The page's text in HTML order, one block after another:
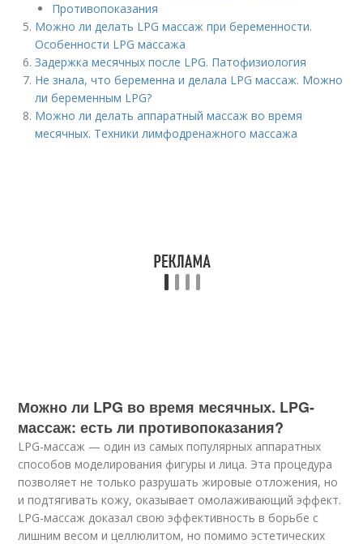
Противопоказания
Можно ли делать LPG массаж при беременности.
Особенности LPG массажа
Задержка месячных после LPG. Патофизиология
Не знала, что беременна и делала LPG массаж. Можно
ли беременным LPG?
Можно ли делать аппаратный массаж во время
месячных. Техники лимфодренажного массажа
Можно ли LPG во время месячных. LPG-
массаж: есть ли противопоказания?
LPG-массаж — один из самых популярных аппаратных
способов моделирования фигуры и лица. Эта процедура
позволяет не только разрушать жировые отложения, но
и подтягивать кожу, оказывает омолаживающий эффект.
LPG-массаж доказал свою эффективность в борьбе с
лишним весом и целлюлитом, но помимо эстетических